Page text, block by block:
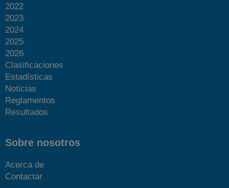
2022
2023
2024
2025
2026
Clasificaciones
Estadísticas
Noticias
Reglamentos
Resultados
Sobre nosotros
Acerca de
Contactar